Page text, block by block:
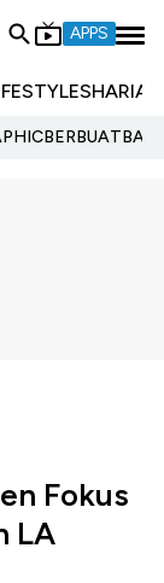
APPS
SHARIA
Fokus
LA